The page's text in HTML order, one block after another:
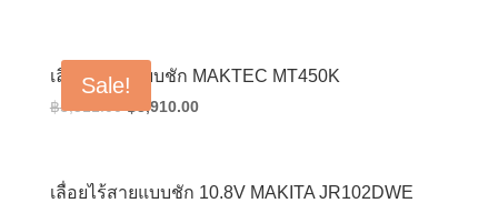
฿12,466.00.฿8,844.00.
Sale!
เลื่อยไฟฟ้าแบบชัก MAKTEC MT450K
฿5,511.00
Original
฿5,511.00.
3,910.00Current
฿3,910.00.
เลื่อยไร้สายแบบชัก 10.8V MAKITA JR102DWE